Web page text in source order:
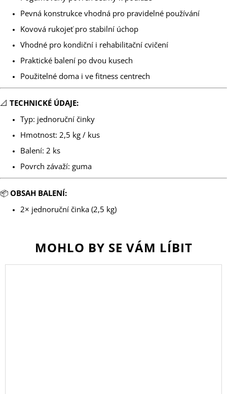
Pevná konstrukce vhodná pro pravidelné používání
Kovová rukojeť pro stabilní úchop
Vhodné pro kondiční i rehabilitační cvičení
Praktické balení po dvou kusech
Použitelné doma i ve fitness centrech
📐 TECHNICKÉ ÚDAJE:
Typ: jednoruční činky
Hmotnost: 2,5 kg / kus
Balení: 2 ks
Povrch závaží: guma
📦 OBSAH BALENÍ:
2× jednoruční činka (2,5 kg)
MOHLO BY SE VÁM LÍBIT